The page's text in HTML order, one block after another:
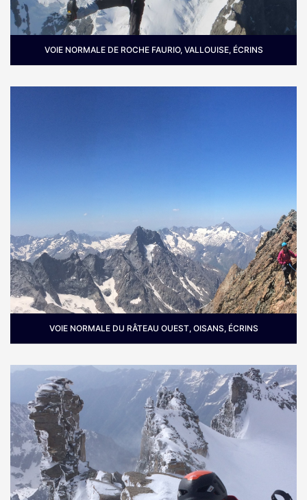
VOIE NORMALE DE ROCHE FAURIO, VALLOUISE, ÉCRINS
VOIE NORMALE DU RÂTEAU OUEST, OISANS, ÉCRINS
Grave.